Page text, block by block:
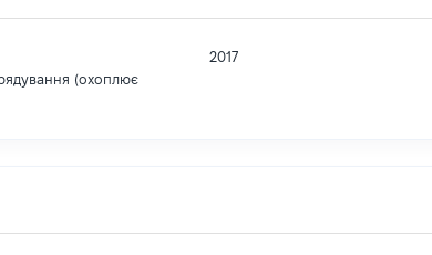
(охоплює
2017